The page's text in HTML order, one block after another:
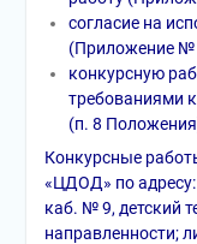
согласие на
(Приложение
конкурсную
требованиями
(п. 8
Конкурсные
«ЦДОД» по адресу:
каб. № 9, детский
направленности;